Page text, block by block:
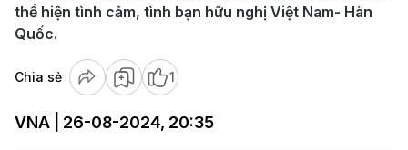
thể hiện tình cảm, tình bạn hữu nghị Việt Nam- Hàn
Quốc.
Chia sẻ 1
VNA | 26-08-2024, 20:35